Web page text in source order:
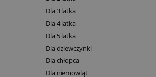
Dla 3 latka
Dla 4 latka
Dla 5 latka
Dla dziewczynki
Dla chłopca
Dla niemowląt